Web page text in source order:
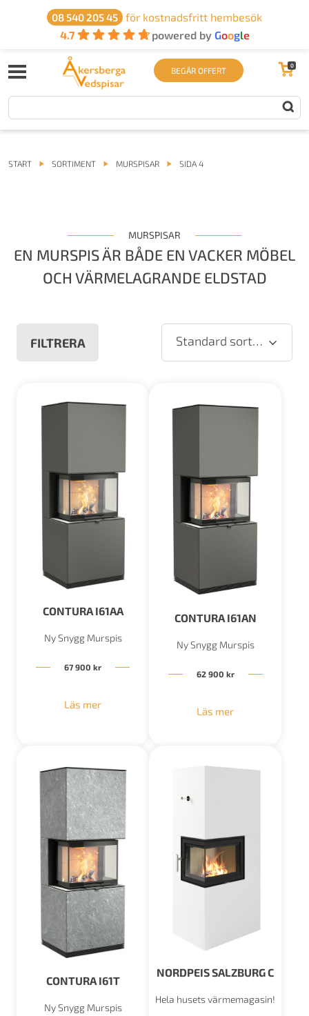
08 540 205 45
för kostnadsfritt hembesök
4.7
powered by Google
BEGÄR OFFERT 0
START SORTIMENT MURSPISAR SIDA 4
MURSPISAR
EN MURSPIS ÄR BÅDE EN VACKER MÖBEL
OCH VÄRMELAGRANDE ELDSTAD
FILTRERA Standard sortering
CONTURA I61AA
Ny Snygg Murspis
67 900 kr
Läs mer
CONTURA I61AN
Ny Snygg Murspis
62 900 kr
Läs mer
CONTURA I61T
Ny Snygg Murspis
NORDPEIS SALZBURG C
Hela husets värmemagasin!